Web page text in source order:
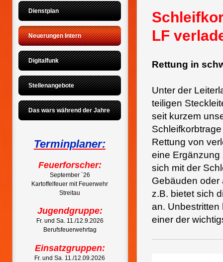
Dienstplan
Neuerungen Intern
Digitalfunk
Stellenangebote
Das wars während der Jahre
Terminplaner:
Feuerforscher:
September ´26
Kartoffelfeuer mit Feuerwehr
Streitau
Jugendgruppe:
Fr. und Sa. 11./12.9.2026
Berufsfeuerwehrtag
Einsatzgruppen:
Fr. und Sa. 11./12.09.2026
LF
Rettung in
Unter der
teiligen
seit kurzem
Rettung von
eine Ergänzung
sich mit der
Gebäuden oder
z.B. bietet sich
an. Unbestritten
einer der